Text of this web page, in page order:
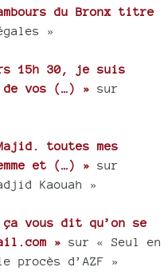
du Bronx titre
»
15h 30, je suis
de vos (…) » sur
toutes mes
et (…) » sur
Kaouah »
vous dit qu’on se
» sur « Seul en
procès d’AZF »